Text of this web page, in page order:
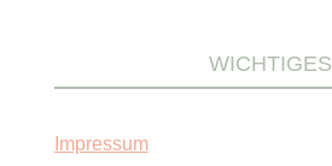
WICHTIGES
Impressum